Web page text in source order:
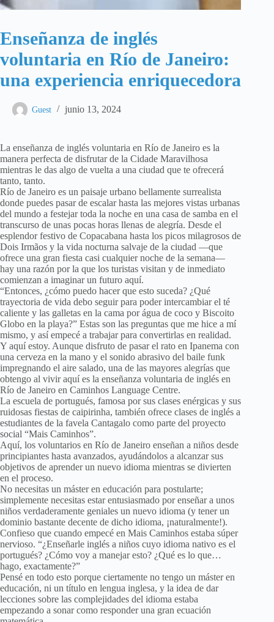
Enseñanza de inglés
voluntaria en Río de Janeiro:
una experiencia enriquecedora
Guest junio 13, 2024
La enseñanza de inglés voluntaria en Río de Janeiro es la
manera perfecta de disfrutar de la Cidade Maravilhosa
mientras le das algo de vuelta a una ciudad que te ofrecerá
tanto, tanto.
Río de Janeiro es un paisaje urbano bellamente surrealista
donde puedes pasar de escalar hasta las mejores vistas urbanas
del mundo a festejar toda la noche en una casa de samba en el
transcurso de unas pocas horas llenas de alegría. Desde el
esplendor festivo de Copacabana hasta los picos milagrosos de
Dois Irmãos y la vida nocturna salvaje de la ciudad —que
ofrece una gran fiesta casi cualquier noche de la semana—
hay una razón por la que los turistas visitan y de inmediato
comienzan a imaginar un futuro aquí.
“Entonces, ¿cómo puedo hacer que esto suceda? ¿Qué
trayectoria de vida debo seguir para poder intercambiar el té
caliente y las galletas en la cama por água de coco y Biscoito
Globo en la playa?” Estas son las preguntas que me hice a mí
mismo, y así empecé a trabajar para convertirlas en realidad.
Y aquí estoy. Aunque disfruto de pasar el rato en Ipanema con
una cerveza en la mano y el sonido abrasivo del baile funk
impregnando el aire salado, una de las mayores alegrías que
obtengo al vivir aquí es la enseñanza voluntaria de inglés en
Río de Janeiro en Caminhos Language Centre.
La escuela de portugués, famosa por sus clases enérgicas y sus
ruidosas fiestas de caipirinha, también ofrece clases de inglés a
estudiantes de la favela Cantagalo como parte del proyecto
social “Mais Caminhos”.
Aquí, los voluntarios en Río de Janeiro enseñan a niños desde
principiantes hasta avanzados, ayudándolos a alcanzar sus
objetivos de aprender un nuevo idioma mientras se divierten
en el proceso.
No necesitas un máster en educación para postularte;
simplemente necesitas estar entusiasmado por enseñar a unos
niños verdaderamente geniales un nuevo idioma (y tener un
dominio bastante decente de dicho idioma, ¡naturalmente!).
Confieso que cuando empecé en Mais Caminhos estaba súper
nervioso. “¿Enseñarle inglés a niños cuyo idioma nativo es el
portugués? ¿Cómo voy a manejar esto? ¿Qué es lo que…
hago, exactamente?”
Pensé en todo esto porque ciertamente no tengo un máster en
educación, ni un título en lengua inglesa, y la idea de dar
lecciones sobre las complejidades del idioma estaba
empezando a sonar como responder una gran ecuación